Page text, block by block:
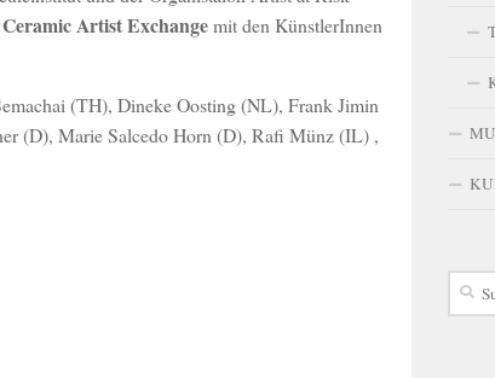
Ceramic Artist Exchangemit den KünstlerInnen
(TH), Dineke Oosting (NL), Frank Jimin
(D), Marie Salcedo Horn (D), Rafi Münz (IL) ,
Suchen